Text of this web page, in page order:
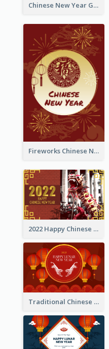
Chinese New Year Greeting Card With Dragon Decorations
Fireworks Chinese New Year Greeting Card
2022 Happy Chinese New Year Greeting Card With Photo
Traditional Chinese New Year Celebration Greeting Card